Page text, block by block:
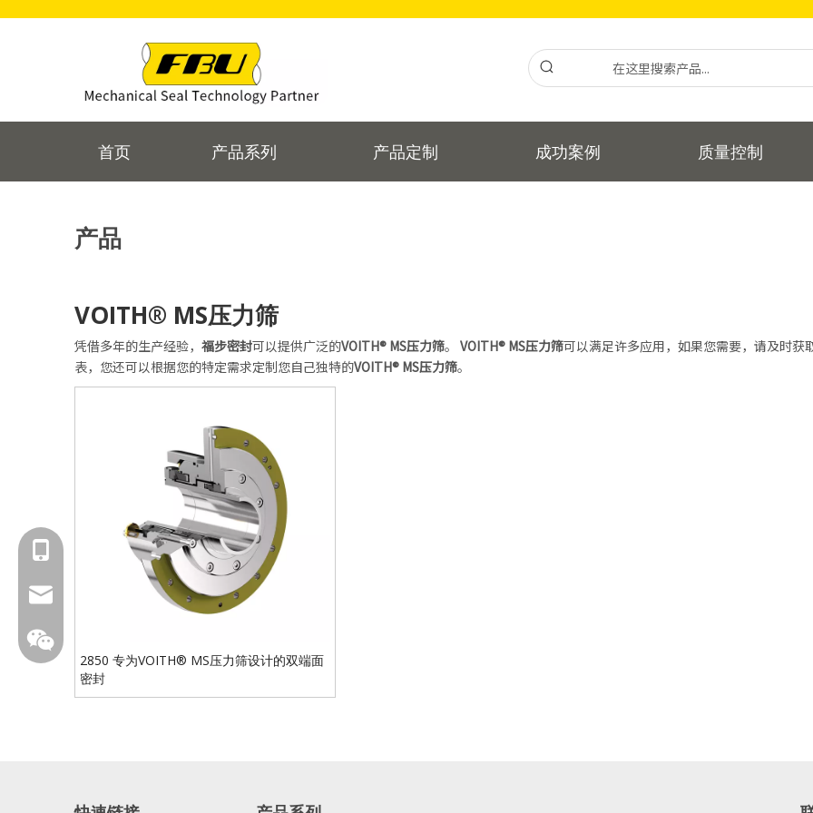
首页 产品系列 产品定制 成功案例 质量控制
产品
VOITH® MS压力筛
凭借多年的生产经验， 福步密封可以提供广泛的VOITH® MS压力筛。 VOITH® MS压力筛可以满足许多应用，如果您需要，请及时获
表，您还可以根据您的特定需求定制您自己独特的VOITH® MS压力筛。
2850 专为VOITH® MS压力筛设计的双端面
密封
18601429519
sales@fbuseals.com
fbuseal